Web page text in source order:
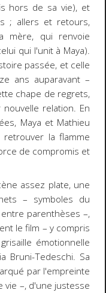
hors de sa vie), et
; allers et retours,
mère, qui renvoie
qui l'unit à Maya).
passée, et celle
ans auparavant –
chape de regrets,
relation. En
Maya et Mathieu
la flamme
de compromis et
assez plate, une
– symboles du
parenthèses –,
le film – y compris
émotionnelle
Bruni-Tedeschi. Sa
par l'empreinte
–, d'une justesse